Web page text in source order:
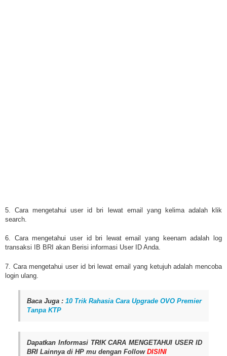
5. Cara mengetahui user id bri lewat email yang kelima adalah klik
search.
6. Cara mengetahui user id bri lewat email yang keenam adalah log
transaksi IB BRI akan Berisi informasi User ID Anda.
7. Cara mengetahui user id bri lewat email yang ketujuh adalah mencoba
login ulang.
Baca Juga : 10 Trik Rahasia Cara Upgrade OVO Premier
Tanpa KTP
Dapatkan Informasi TRIK CARA MENGETAHUI USER ID
BRI Lainnya di HP mu dengan Follow DISINI